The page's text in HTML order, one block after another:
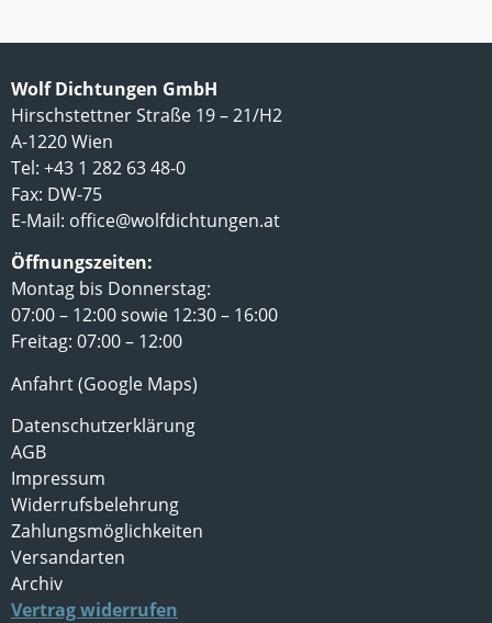
Wolf Dichtungen GmbH
Hirschstettner Straße 19 – 21/H2
A-1220 Wien
Tel: +43 1 282 63 48-0
Fax: DW-75
E-Mail: office@wolfdichtungen.at
Öffnungszeiten:
Montag bis Donnerstag:
07:00 – 12:00 sowie 12:30 – 16:00
Freitag: 07:00 – 12:00
Anfahrt (Google Maps)
Datenschutzerklärung
AGB
Impressum
Widerrufsbelehrung
Zahlungsmöglichkeiten
Versandarten
Archiv
Vertrag widerrufen